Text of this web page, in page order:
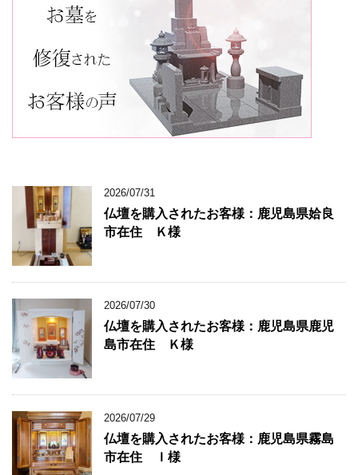
2026/07/31
仏壇を購入されたお客様：鹿児島県姶良
市在住 Ｋ様
2026/07/30
仏壇を購入されたお客様：鹿児島県鹿児
島市在住 Ｋ様
2026/07/29
仏壇を購入されたお客様：鹿児島県霧島
市在住 Ｉ様